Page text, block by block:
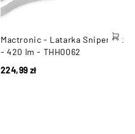
Mactronic - Latarka Sniper 3.2
- 420 lm - THH0062
224,99 zł